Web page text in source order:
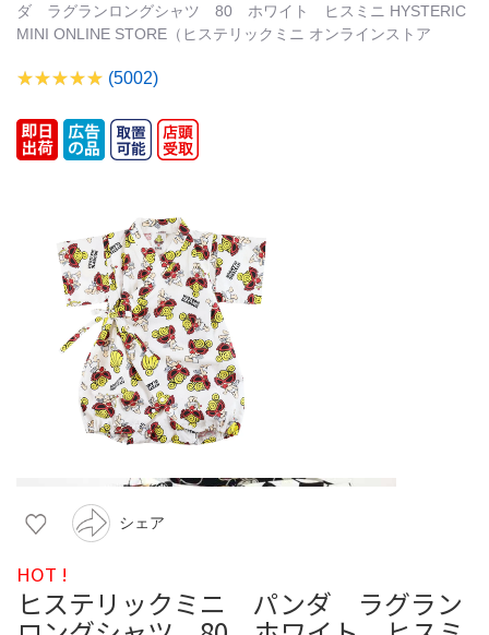
ダ ラグランロングシャツ 80 ホワイト ヒスミニ HYSTERIC
MINI ONLINE STORE（ヒステリックミニ オンラインストア
(5002)
シェア
HOT !
ヒステリックミニ パンダ ラグラン